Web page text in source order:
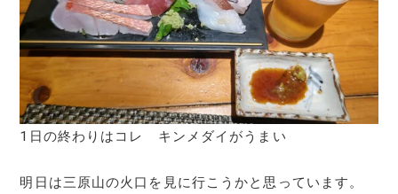
1日の終わりはコレ キンメダイがうまい
明日は三原山の火口を見に行こうかと思っています。